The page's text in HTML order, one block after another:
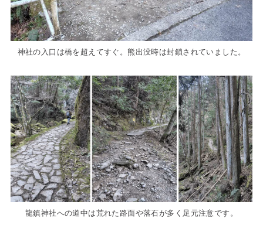
神社の入口は橋を超えてすぐ。熊出没時は封鎖されていました。
龍鎮神社への道中は荒れた路面や落石が多く足元注意です。